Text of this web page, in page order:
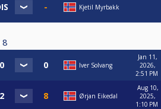
Kjetil Myrbakk
8
Iver Solvang
Jan 11,
2026,
2:51 PM
Ørjan Eikedal
Aug 10,
2025,
1:10 PM